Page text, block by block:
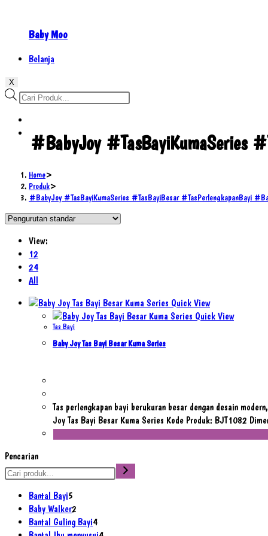
Baby Moo
Belanja
X
Products
search
#BabyJoy #TasBayiKumaSeries
Home>
Produk>
#BabyJoy #TasBayiKumaSeries #TasBayiBesar #TasPerlengkapanBayi
View:
12
24
All
Quick View
Quick View
Tas Bayi
Baby Joy Tas Bayi Besar Kuma Series
Tas perlengkapan bayi berukuran besar dengan desain
Joy Tas Bayi Besar Kuma Series Kode Produk: BJT1082
Pencarian
Bantal Bayi5
Produk
Baby Walker2
Produk
Bantal Guling Bayi44